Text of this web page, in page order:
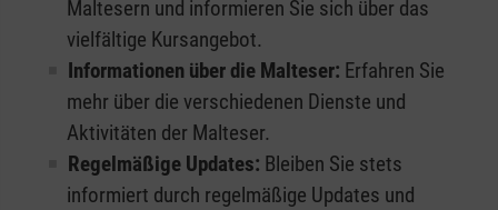
Maltesern und informieren Sie sich über das
vielfältige Kursangebot.
Informationen über die Malteser: Erfahren Sie
mehr über die verschiedenen Dienste und
Aktivitäten der Malteser.
Regelmäßige Updates: Bleiben Sie stets
informiert durch regelmäßige Updates und